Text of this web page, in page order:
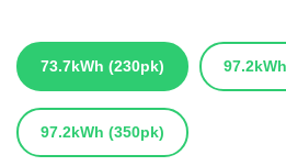
73.7kWh (230pk) 97.2kWh
97.2kWh (350pk)